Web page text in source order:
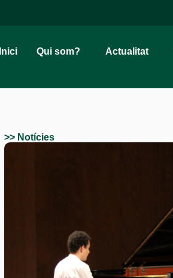
Inici Qui som? Actualitat
>> Notícies